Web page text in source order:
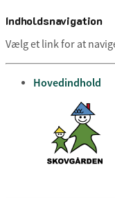
Indholdsnavigation
Vælg et link for at
gå til
Hovedindhold